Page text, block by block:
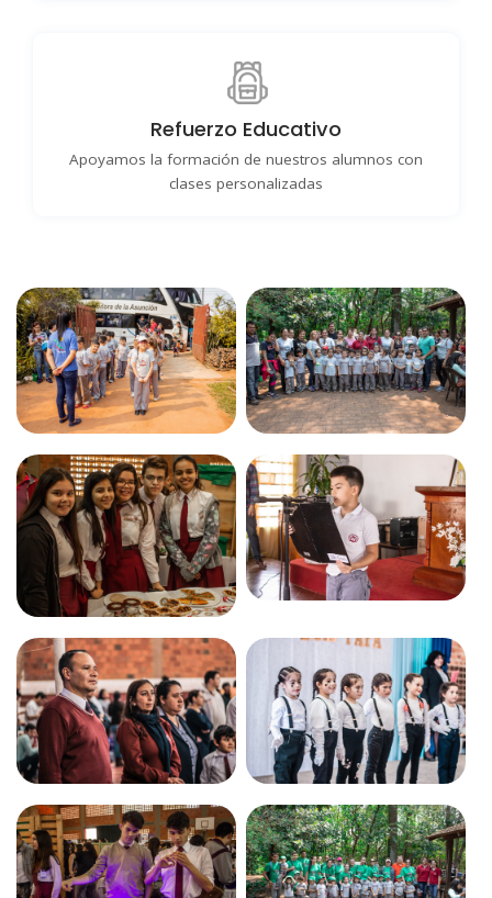
Refuerzo Educativo
Apoyamos la formación de nuestros alumnos con
clases personalizadas